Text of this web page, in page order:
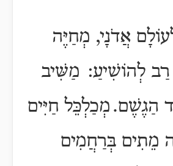
אֲדֹנָי, מְחַיֶּה
לְהוֹשִׁיעַ: מַשִּׁיב
הַגֶשֶׁם. מְכַלְכֵּל חַיִּים
מֵתִים בְּרַחֲמִים